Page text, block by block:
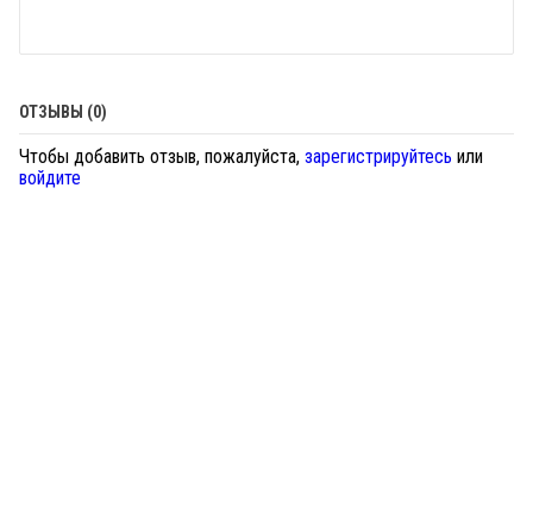
ОТЗЫВЫ (0)
Чтобы добавить отзыв, пожалуйста, зарегистрируйтесь или
войдите